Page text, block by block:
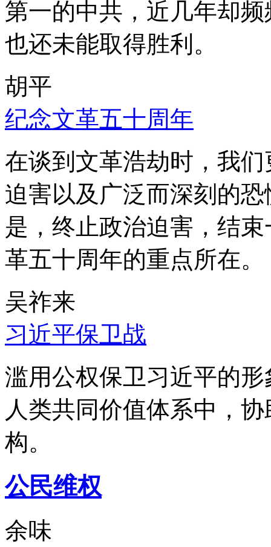
第一的中共，近几年却
也还未能取得胜利。
胡平
纪念文革五十周年
在谈到文革浩劫时，我
迫害以及广泛而深刻的
是，终止政治迫害，结
革五十周年的重点所在。
吴祚来
习近平保卫战
滥用公权保卫习近平的
人类共同价值体系中，
构。
公民维权
余味